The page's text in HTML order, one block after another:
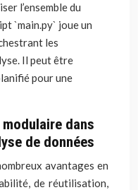
l’ensemble du
`main.py` joue un
les
Il peut être
pour une
dans
de données
avantages en
de réutilisation,